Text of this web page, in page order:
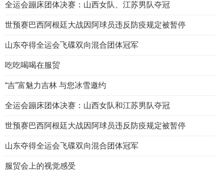
全运会蹦床团体决赛：山西女队、江苏男队夺冠
世预赛巴西阿根廷大战因阿球员违反防疫规定被暂停
山东夺得全运会飞碟双向混合团体冠军
吃吃喝喝在服贸
“吉”富魅力吉林 与您冰雪邀约
全运会蹦床团体决赛：山西女队和江苏男队夺冠
世预赛巴西阿根廷大战因阿球员违反防疫规定被暂停
山东夺得全运会飞碟双向混合团体冠军
服贸会上的视觉感受